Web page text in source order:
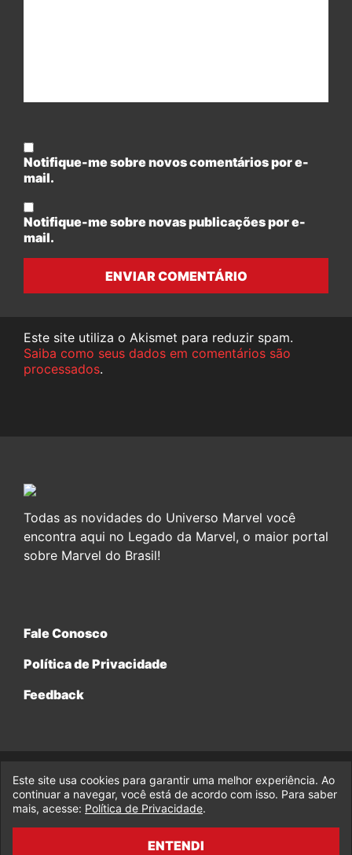
Notifique-me sobre novos comentários por e-
mail.
Notifique-me sobre novas publicações por e-
mail.
ENVIAR COMENTÁRIO
Este site utiliza o Akismet para reduzir spam.
Saiba como seus dados em comentários são
processados.
Todas as novidades do Universo Marvel você
encontra aqui no Legado da Marvel, o maior portal
sobre Marvel do Brasil!
Fale Conosco
Política de Privacidade
Feedback
© 2017-2026 Legado da Marvel, uma empresa da Legado
Enterprises.
fabiolobo
Este site usa cookies para garantir uma melhor experiência. Ao
continuar a navegar, você está de acordo com isso. Para saber
mais, acesse: Política de Privacidade.
ENTENDI